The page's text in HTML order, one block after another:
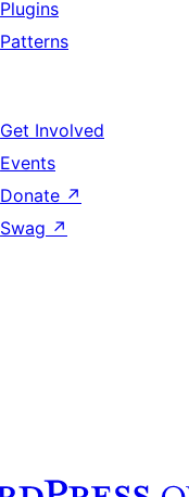
Plugins
Patterns
Get Involved
Events
Donate ↗
Swag ↗